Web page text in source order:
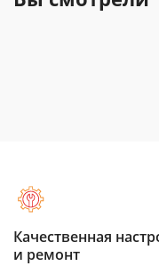
Качественная
и ремонт